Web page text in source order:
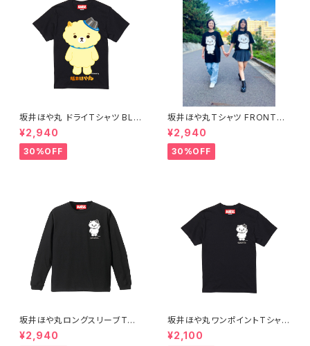
坂井ほや丸 ドライTシャツ BLA
CK XXL
¥2,940
30%OFF
坂井ほや丸Tシャツ FRONT&B
ACK 黒 XXL
¥2,940
30%OFF
坂井ほや丸ロングスリーブTシ
ャツ黒S〜XL
¥2,940
坂井ほや丸ワンポイントTシャツ
黒 XXL
¥2,100